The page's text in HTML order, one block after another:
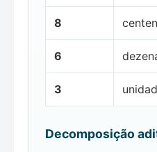
8
6
3
Decomposição